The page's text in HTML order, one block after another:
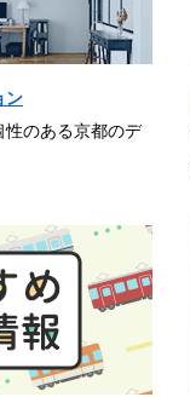
ン
性のある京都のデ